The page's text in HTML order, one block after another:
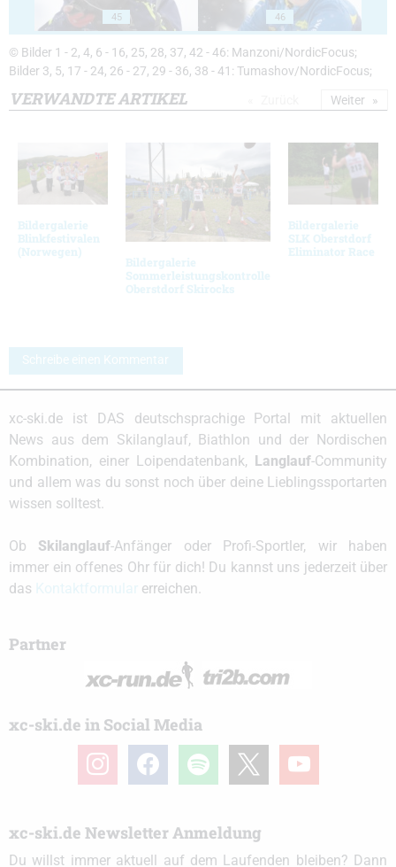
45 46
© Bilder 1 - 2, 4, 6 - 16, 25, 28, 37, 42 - 46: Manzoni/NordicFocus;
Bilder 3, 5, 17 - 24, 26 - 27, 29 - 36, 38 - 41: Tumashov/NordicFocus;
VERWANDTE ARTIKEL
Bildergalerie
Blinkfestivalen
(Norwegen)
Bildergalerie
Sommerleistungskontrolle
Oberstdorf Skirocks
Bildergalerie
SLK Oberstdorf
Eliminator Race
Weiter
Schreibe einen Kommentar
xc-ski.de ist DAS deutschsprachige Portal mit aktuellen
News aus dem Skilanglauf, Biathlon und der Nordischen
Kombination, einer Loipendatenbank, Langlauf-Community
und allem was du sonst noch über deine Lieblingssportarten
wissen solltest.
Ob Skilanglauf-Anfänger oder Profi-Sportler, wir haben
immer ein offenes Ohr für dich! Du kannst uns jederzeit über
das
erreichen.
Partner
xc-ski.de in Social Media
instagramfacebook spotify youtube
xc-ski.de Newsletter Anmeldung
Du willst immer aktuell auf dem Laufenden bleiben? Dann